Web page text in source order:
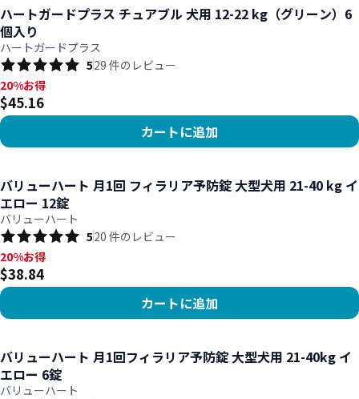
ハートガードプラス チュアブル 犬用 12-22 kg（グリーン）6
個入り
ハートガードプラス
529 件のレビュー
20%お得, $45.16
20%お得
$45.16
カートに追加
バリューハート 月1回 フィラリア予防錠 大型犬用 21-40 kg イ
エロー 12錠
バリューハート
520 件のレビュー
20%お得, $38.84
20%お得
$38.84
カートに追加
バリューハート 月1回フィラリア予防錠 大型犬用 21-40kg イ
エロー 6錠
バリューハート